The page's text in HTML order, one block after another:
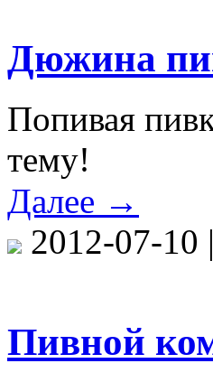
Дюжина
Попивая
тему!
Далее →
2012-07-10 |
Пивной